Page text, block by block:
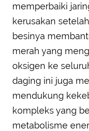
memperbaiki
kerusakan
besinya
merah yang
oksigen ke
daging ini juga
mendukung
kompleks yang
metabolisme